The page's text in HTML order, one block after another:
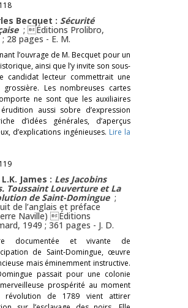
Becquet : Sécurité
; Éditions Prolibro,
; 28 pages - E. M.
l’ouvrage de M. Becquet pour un
ainsi que l’y invite son sous-
candidat lecteur commettrait une
grossière. Les nombreuses cartes
ne sont que les auxiliaires
érudition aussi sobre d’expression
d’idées générales, d’aperçus
d’explications ingénieuses. Lire la
James : Les Jacobins
Toussaint Louverture et La
de Saint-Domingue ;
de l’anglais et préface
Naville) Éditions
1949 ; 361 pages - J. D.
documentée et vivante de
de Saint-Domingue, œuvre
mais éminemment instructive.
passait pour une colonie
merveilleuse prospérité au moment
de 1789 vient attirer